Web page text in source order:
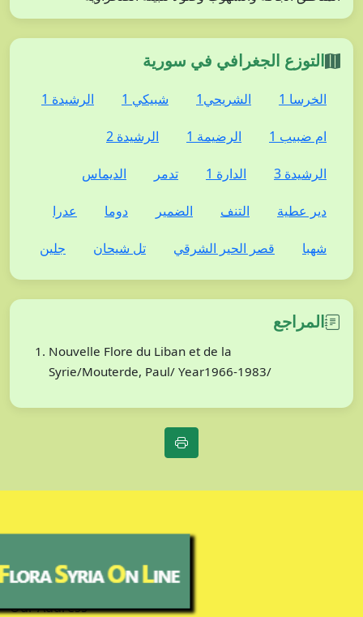
التوزع الجغرافي في سورية
الخرسا 1 الشريحي1 شبيكي 1 الرشيدة 1
ام ضبيب 1 الرضيمة 1 الرشيدة 2
الرشيدة 3 الدارة 1 تدمر الديماس
دير عطية التنف الضمير دوما عدرا
شهبا قصر الحير الشرقي تل شيحان جلين
المراجع
Nouvelle Flore du Liban et de la
Syrie/Mouterde, Paul/ Year1966-1983/
Our Address